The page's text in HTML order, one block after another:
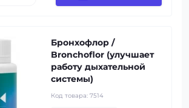
Бронхофлор /
Bronchoflor (улучшает
работу дыхательной
системы)
Код товара: 7514